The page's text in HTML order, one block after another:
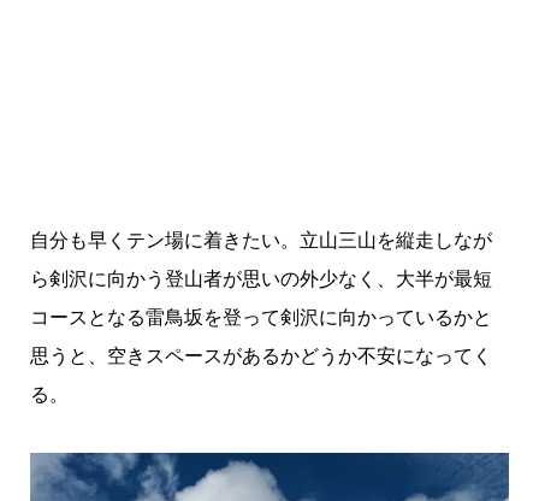
自分も早くテン場に着きたい。立山三山を縦走しなが
ら剣沢に向かう登山者が思いの外少なく、大半が最短
コースとなる雷鳥坂を登って剣沢に向かっているかと
思うと、空きスペースがあるかどうか不安になってく
る。